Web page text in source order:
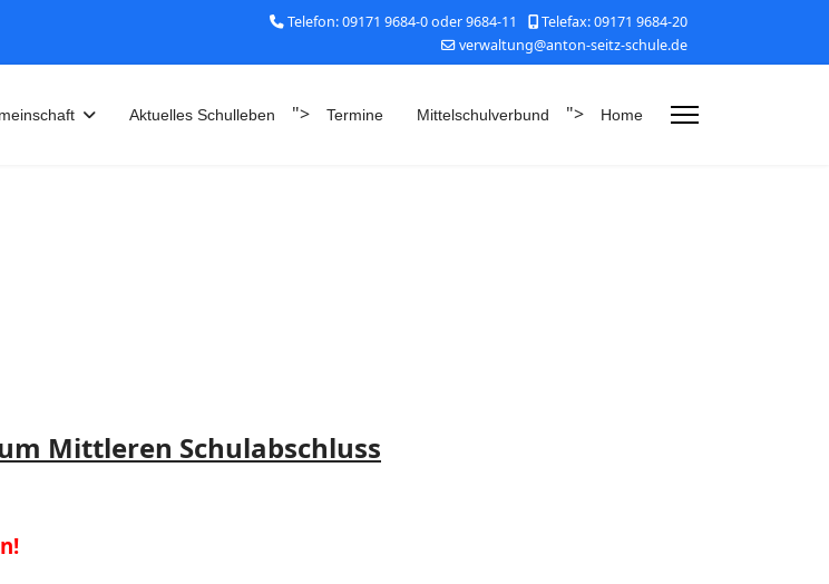
Telefon: 09171 9684-0 oder 9684-11
Telefax: 09171 9684-20
verwaltung@anton-seitz-schule.de
Aktuelles Schulleben "> Termine Mittelschulverbund "> Home
Mittleren Schulabschluss